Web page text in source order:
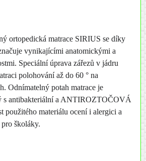
ortopedická matrace SIRIUS se díky
vynikajícími anatomickými a
Speciální úprava zářezů v jádru
polohování až do 60 ° na
Odnímatelný potah matrace je
s antibakteriální a ANTIROZTOČOVÁ
použitého materiálu ocení i alergici a
školáky.